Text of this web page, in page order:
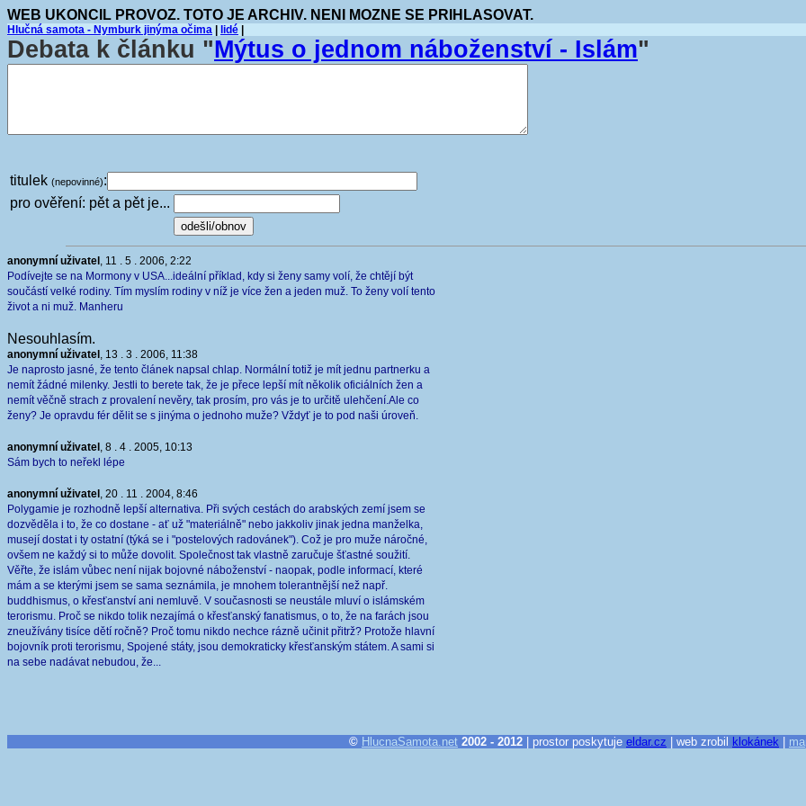
WEB UKONCIL PROVOZ. TOTO JE ARCHIV. NENI MOZNE SE PRIHLASOVAT.
Hlučná samota - Nymburk jinýma očima lidé
Debata k článku "Mýtus o jednom náboženství - Islám"
titulek (nepovinné):
pro ověření: pět a pět je...
anonymní uživatel , 11 . 5 . 2006, 2:22
Podívejte se na Mormony v USA...ideální příklad, kdy si ženy samy volí, že chtějí být
součástí velké rodiny. Tím myslím rodiny v níž je více žen a jeden muž. To ženy volí tento
život a ni muž. Manheru
Nesouhlasím.
anonymní uživatel , 13 . 3 . 2006, 11:38
Je naprosto jasné, že tento článek napsal chlap. Normální totiž je mít jednu partnerku a
nemít žádné milenky. Jestli to berete tak, že je přece lepší mít několik oficiálních žen a
nemít věčně strach z provalení nevěry, tak prosím, pro vás je to určitě ulehčení.Ale co
ženy? Je opravdu fér dělit se s jinýma o jednoho muže? Vždyť je to pod naši úroveň.
anonymní uživatel , 8 . 4 . 2005, 10:13
Sám bych to neřekl lépe
anonymní uživatel , 20 . 11 . 2004, 8:46
Polygamie je rozhodně lepší alternativa. Při svých cestách do arabských zemí jsem se
dozvěděla i to, že co dostane - ať už "materiálně" nebo jakkoliv jinak jedna manželka,
musejí dostat i ty ostatní (týká se i "postelových radovánek"). Což je pro muže náročné,
ovšem ne každý si to může dovolit. Společnost tak vlastně zaručuje šťastné soužití.
Věřte, že islám vůbec není nijak bojovné náboženství - naopak, podle informací, které
mám a se kterými jsem se sama seznámila, je mnohem tolerantnější než např.
buddhismus, o křesťanství ani nemluvě. V současnosti se neustále mluví o islámském
terorismu. Proč se nikdo tolik nezajímá o křesťanský fanatismus, o to, že na farách jsou
zneužívány tisíce dětí ročně? Proč tomu nikdo nechce rázně učinit přitrž? Protože hlavní
bojovník proti terorismu, Spojené státy, jsou demokraticky křesťanským státem. A sami si
na sebe nadávat nebudou, že...
© HlucnaSamota.net 2002 - 2012 | prostor poskytuje eldar.cz | web zrobil klokánek